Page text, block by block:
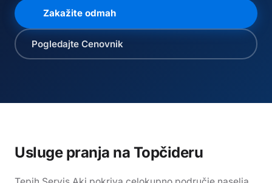
Zakažite odmah
Pogledajte Cenovnik
Usluge pranja na Topčideru